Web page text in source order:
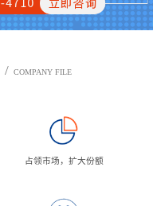
/ COMPANY FILE
占领市场，扩大份额